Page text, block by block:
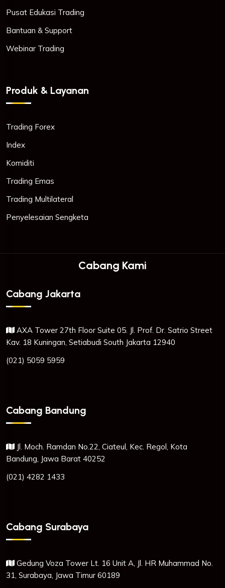
Pusat Edukasi Trading
Bantuan & Support
Webinar Trading
Produk & Layanan
Trading Forex
Index
Komiditi
Trading Emas
Trading Multilateral
Penyelesaian Sengketa
Cabang Kami
Cabang Jakarta
AXA Tower 27th Floor Suite 05. Jl. Prof. Dr. Satrio Street
Kav. 18 Kuningan, Setiabudi South Jakarta 12940
(021) 5059 5959
Cabang Bandung
Jl. Moch. Ramdan No.22, Ciateul, Kec. Regol, Kota
Bandung, Jawa Barat 40252
(021) 4282 1433
Cabang Surabaya
Gedung Voza Tower Lt. 16 Unit A, Jl. HR Muhammad No.
31, Surabaya, Jawa Timur 60189